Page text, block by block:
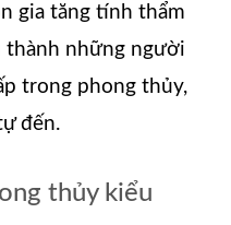
gia tăng tính thẩm
thành những người
trong phong thủy,
đến.
thủy kiểu